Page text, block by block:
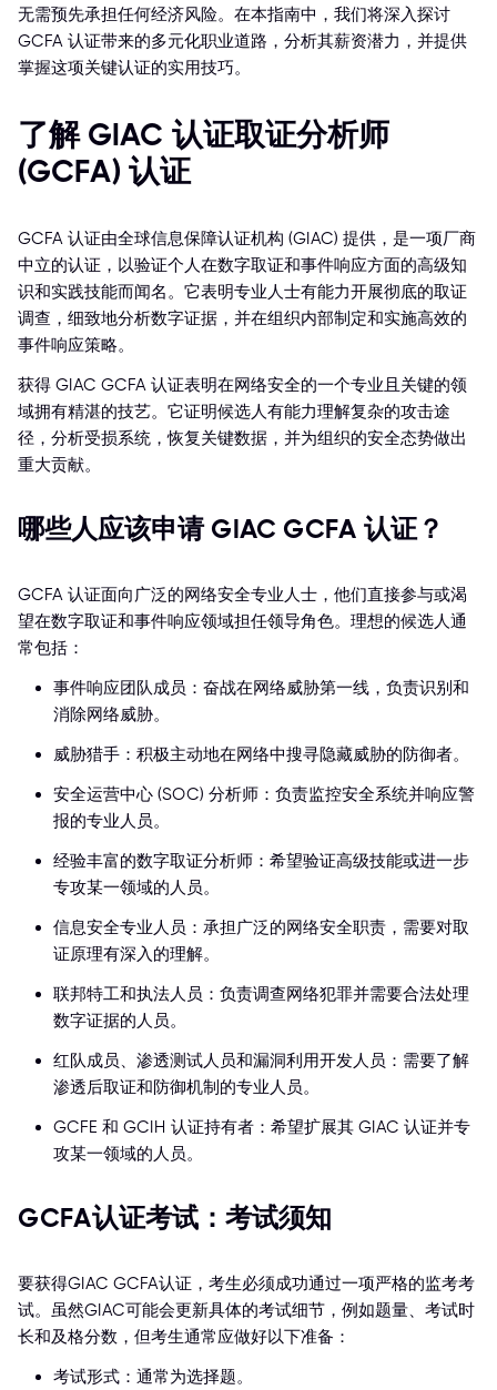
无需预先承担任何经济风险。在本指南中，我们将深入探讨
GCFA 认证带来的多元化职业道路，分析其薪资潜力，并提供
掌握这项关键认证的实用技巧。
了解 GIAC 认证取证分析师
(GCFA) 认证
GCFA 认证由全球信息保障认证机构 (GIAC) 提供，是一项厂商
中立的认证，以验证个人在数字取证和事件响应方面的高级知
识和实践技能而闻名。它表明专业人士有能力开展彻底的取证
调查，细致地分析数字证据，并在组织内部制定和实施高效的
事件响应策略。
获得 GIAC GCFA 认证表明在网络安全的一个专业且关键的领
域拥有精湛的技艺。它证明候选人有能力理解复杂的攻击途
径，分析受损系统，恢复关键数据，并为组织的安全态势做出
重大贡献。
哪些人应该申请 GIAC GCFA 认证？
GCFA 认证面向广泛的网络安全专业人士，他们直接参与或渴
望在数字取证和事件响应领域担任领导角色。理想的候选人通
常包括：
事件响应团队成员：奋战在网络威胁第一线，负责识别和
消除网络威胁。
威胁猎手：积极主动地在网络中搜寻隐藏威胁的防御者。
安全运营中心 (SOC) 分析师：负责监控安全系统并响应警
报的专业人员。
经验丰富的数字取证分析师：希望验证高级技能或进一步
专攻某一领域的人员。
信息安全专业人员：承担广泛的网络安全职责，需要对取
证原理有深入的理解。
联邦特工和执法人员：负责调查网络犯罪并需要合法处理
数字证据的人员。
红队成员、渗透测试人员和漏洞利用开发人员：需要了解
渗透后取证和防御机制的专业人员。
GCFE 和 GCIH 认证持有者：希望扩展其 GIAC 认证并专
攻某一领域的人员。
GCFA认证考试：考试须知
要获得GIAC GCFA认证，考生必须成功通过一项严格的监考考
试。虽然GIAC可能会更新具体的考试细节，例如题量、考试时
长和及格分数，但考生通常应做好以下准备：
考试形式：通常为选择题。